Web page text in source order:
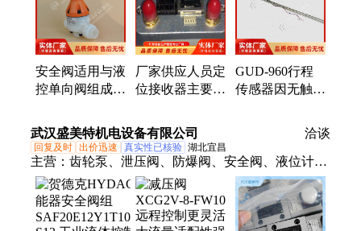
翻车机、小型挖掘机、洒水降尘装置、司控道岔装
置、空气炮、气动阻车器、气动卧闸、断带抓捕器、
矿用防爆摄像仪、跑车防护装置、压风供水自救装
置、防水剂、履带运输车、巷道修复机、矿用挖掘式
装载机
安全阀适用与液
控单向阀组成支
厂家供应人员定
位接收器主要特
作简单
GUD-960行程
传感器因无触点
部冲击而误动作
武汉盛美特机电设备有限公司 洽谈
回复及时 出价迅速 真实性已核验 湖北宜昌
主营： 齿轮泵、泄压阀、防爆阀、安全阀、液位计、
蓄能器、比例阀、盖板阀、单向阀、电磁阀、二通
阀、继电器、方向阀、平衡阀、顺序阀、放大器、柱
塞泵、过滤器、溢流阀、逻辑阀、传感器、伺服阀、